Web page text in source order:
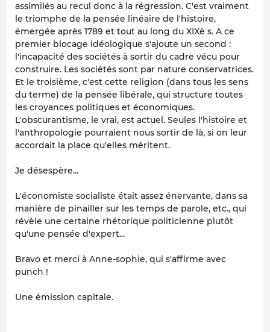
assimilés au recul donc à la régression. C'est vraiment
le triomphe de la pensée linéaire de l'histoire,
émergée après 1789 et tout au long du XIXè s. A ce
premier blocage idéologique s'ajoute un second :
l'incapacité des sociétés à sortir du cadre vécu pour
construire. Les sociétés sont par nature conservatrices.
Et le troisième, c'est cette religion (dans tous les sens
du terme) de la pensée libérale, qui structure toutes
les croyances politiques et économiques.
L'obscurantisme, le vrai, est actuel. Seules l'histoire et
l'anthropologie pourraient nous sortir de là, si on leur
accordait la place qu'elles méritent.
Je désespère...
L'économiste socialiste était assez énervante, dans sa
manière de pinailler sur les temps de parole, etc., qui
révèle une certaine rhétorique politicienne plutôt
qu'une pensée d'expert...
Bravo et merci à Anne-sophie, qui s'affirme avec
punch !
Une émission capitale.